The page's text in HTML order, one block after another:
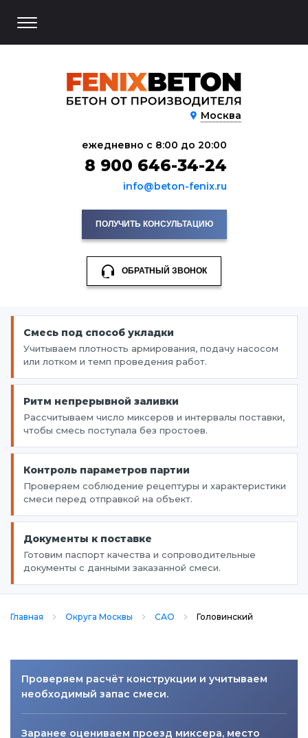
Москва
ПОЛУЧИТЬ КОНСУЛЬТАЦИЮ
ОБРАТНЫЙ ЗВОНОК
ежедневно с 8:00 до 20:00
8 900 646-34-24
info@beton-fenix.ru
Смесь под способ укладки
Учитываем плотность армирования, подачу насосом
или лотком и темп проведения работ.
Ритм непрерывной заливки
Рассчитываем число миксеров и интервалы поставки,
чтобы смесь поступала без простоев.
Контроль параметров партии
Проверяем соблюдение рецептуры и характеристики
смеси перед отправкой на объект.
Документы к поставке
Готовим паспорт качества и сопроводительные
документы с данными заказанной смеси.
Главная Округа Москвы САО Головинский
Проверяем расчёт конструкции и учитываем
необходимый запас смеси.
Заранее оцениваем проезд миксера, место